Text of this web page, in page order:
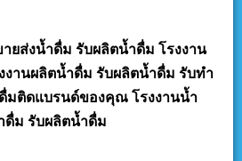
ยส่งน้ำดื่ม รับผลิตน้ำดื่ม โรงงาน
งานผลิตน้ำดื่ม รับผลิตน้ำดื่ม รับทำ
มติดแบรนด์ของคุณ โรงงานน้ำ
ม รับผลิตน้ำดื่ม